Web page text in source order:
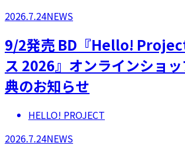
2026.7.24NEWS
9/2発売 BD『Hello!
ス 2026』オンラインショ
典のお知らせ
HELLO! PROJECT
2026.7.24NEWS